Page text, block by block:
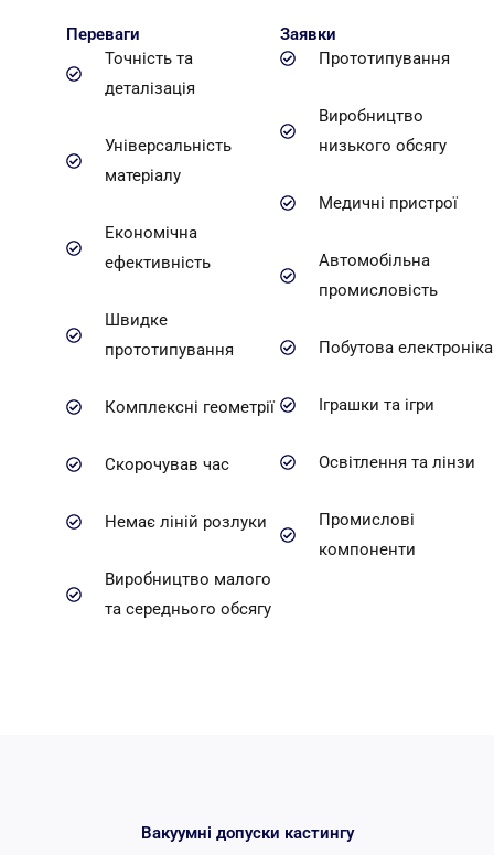
Переваги
Точність та
деталізація
Універсальність
матеріалу
Економічна
ефективність
Швидке
прототипування
Комплексні геометрії
Скорочував час
Немає ліній розлуки
Виробництво малого
та середнього обсягу
Заявки
Прототипування
Виробництво
низького обсягу
Медичні пристрої
Автомобільна
промисловість
Побутова електроніка
Іграшки та ігри
Освітлення та лінзи
Промислові
компоненти
Вакуумні допуски кастингу